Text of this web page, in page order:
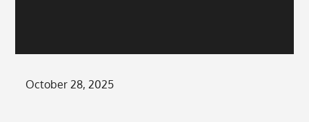
Posted
October 28, 2025